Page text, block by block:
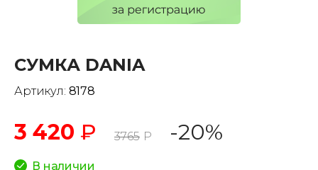
СУМКА DANIA
Артикул: 8178
3 420 ₽ 3765 Р -20%
В наличии